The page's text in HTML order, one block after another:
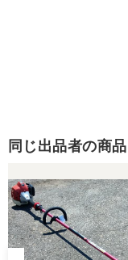
同じ出品者の商品